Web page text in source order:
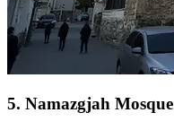
5. Namazgjah Mosque